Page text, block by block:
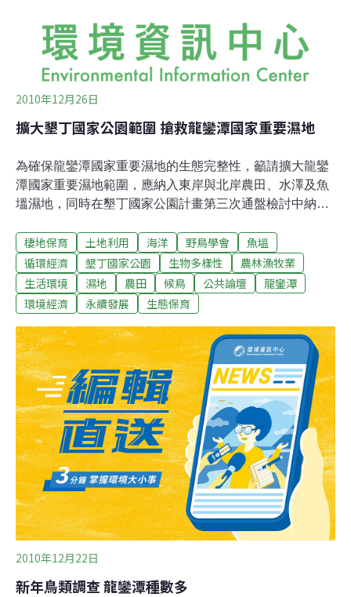
人員已經蒐集證據，循線向上追查，並依廢清法將黃姓地
2010年12月26日
擴大墾丁國家公園範圍 搶救龍鑾潭國家重要濕地
為確保龍鑾潭國家重要濕地的生態完整性，籲請擴大龍鑾
潭國家重要濕地範圍，應納入東岸與北岸農田、水澤及魚
塭濕地，同時在墾丁國家公園計畫第三次通盤檢討中納入
半島中心，潭面滿水位面積約為175公頃，土地使用分區
為墾丁國家公園的特別景觀區。龍鑾潭與其潭區周遭的水
澤、魚塭、農田、灌叢和次生林等不同型態的土地利用方
式，組成良好的鳥類棲息與覓食環境。成為南台灣最重要
的水鳥（包括雁鴨科、鷺鷥科及鷸鴴科等）棲地，也是東
亞島弧候鳥遷徙路線上不可或缺的環節，更是國內生態旅
遊最重要的景點之一。根據墾丁國家公園歷年來的調查，
龍鑾潭區域的鳥種達200 種以上，其中以候鳥居多，占了
70%以上。每年秋冬過境之候鳥在此停棲、覓食、補充體
力後，得以繼續牠們南向的旅程；冬季時，更是吸引大批
雁鴨雁鴨科鳥類駐留，直至翌年春天才陸續北返，才返回
繁殖區。墾丁地區目前是國內重要的旅遊熱點，
棲地保育 土地利用 海洋 野鳥學會
魚塭
循環經濟
墾丁國家公園 生物多樣性
農林漁牧業
生活環境
濕地 農田 候鳥 公共論壇
龍鑾潭
環境經濟
永續發展 生態保育
2010年12月22日
新年鳥類調查 龍鑾潭種數多